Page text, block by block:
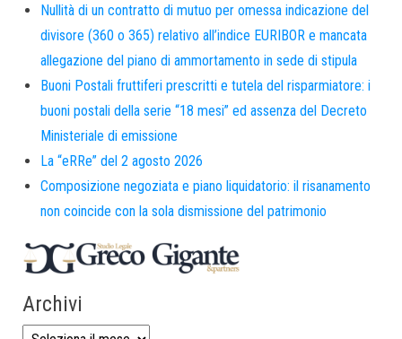
Nullità di un contratto di mutuo per omessa indicazione del
divisore (360 o 365) relativo all’indice EURIBOR e mancata
allegazione del piano di ammortamento in sede di stipula
Buoni Postali fruttiferi prescritti e tutela del risparmiatore: i
buoni postali della serie “18 mesi” ed assenza del Decreto
Ministeriale di emissione
La “eRRe” del 2 agosto 2026
Composizione negoziata e piano liquidatorio: il risanamento
non coincide con la sola dismissione del patrimonio
Archivi